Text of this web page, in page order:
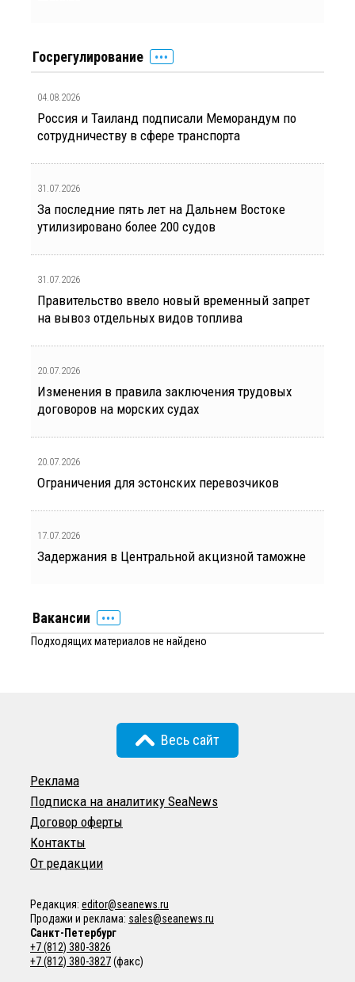
Госрегулирование
04.08.2026
Россия и Таиланд подписали Меморандум по
сотрудничеству в сфере транспорта
31.07.2026
За последние пять лет на Дальнем Востоке
утилизировано более 200 судов
31.07.2026
Правительство ввело новый временный запрет
на вывоз отдельных видов топлива
20.07.2026
Изменения в правила заключения трудовых
договоров на морских судах
20.07.2026
Ограничения для эстонских перевозчиков
17.07.2026
Задержания в Центральной акцизной таможне
Вакансии
Подходящих материалов не найдено
Весь сайт
Реклама
Подписка на аналитику SeaNews
Договор оферты
Контакты
От редакции
Редакция: editor@seanews.ru
Продажи и реклама: sales@seanews.ru
Санкт-Петербург
+7 (812) 380-3826
+7 (812) 380-3827(факс)